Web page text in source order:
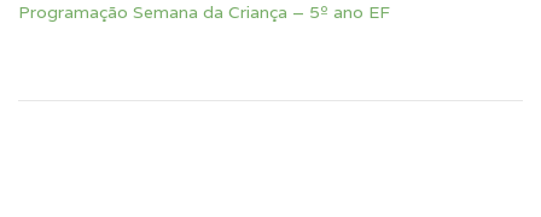
Programação Semana da Criança – 5º ano EF